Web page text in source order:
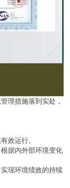
理措施落到实处，
效运行。
据内外部环境变化
现环境绩效的持续